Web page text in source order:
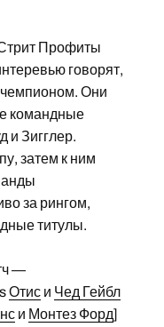
Профиты
говорят,
чемпионом. Они
командные
и Зигглер.
затем к ним
за рингом,
титулы.
—
Отис и Чед Гейбл
и Монтез Форд]